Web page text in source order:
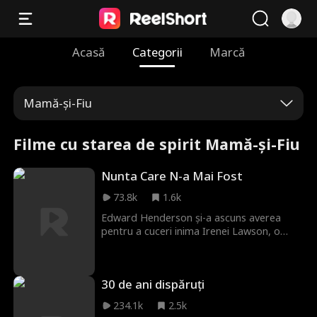
Acasă Categorii Marcă
Mamă-și-Fiu
Filme cu starea de spirit Mamă-și-Fiu
Nunta Care N-a Mai Fost
73.8k
1.6k
Edward Henderson și-a ascuns averea
pentru a cuceri inima Irenei Lawson, o
Irenei, a intervenit. Convinsă să-i testeze
iubirea, Irene a transformat nunta într-un
șir de pretenții absurde. Edward a
30 de ani dispăruți
234.1k
2.5k